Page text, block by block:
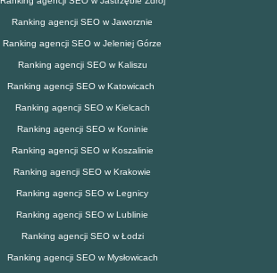
Ranking agencji SEO w Jaworznie
Ranking agencji SEO w Jeleniej Górze
Ranking agencji SEO w Kaliszu
Ranking agencji SEO w Katowicach
Ranking agencji SEO w Kielcach
Ranking agencji SEO w Koninie
Ranking agencji SEO w Koszalinie
Ranking agencji SEO w Krakowie
Ranking agencji SEO w Legnicy
Ranking agencji SEO w Lublinie
Ranking agencji SEO w Łodzi
Ranking agencji SEO w Mysłowicach